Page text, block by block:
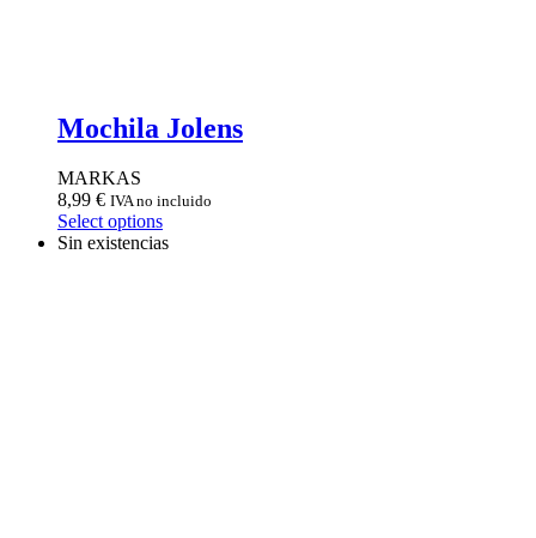
Mochila Jolens
MARKAS
8,99 € IVA no incluido
Select options
Sin existencias